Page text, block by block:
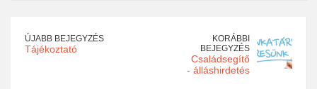
ÚJABB BEJEGYZÉS
Tájékoztató
KORÁBBI
BEJEGYZÉS
Családsegítő
- álláshirdetés